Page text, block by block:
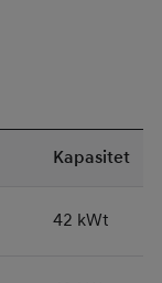
Kapasitet
42 kWt